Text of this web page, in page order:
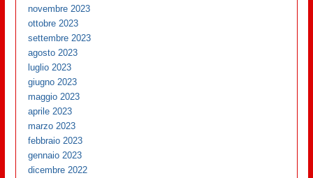
novembre 2023
ottobre 2023
settembre 2023
agosto 2023
luglio 2023
giugno 2023
maggio 2023
aprile 2023
marzo 2023
febbraio 2023
gennaio 2023
dicembre 2022